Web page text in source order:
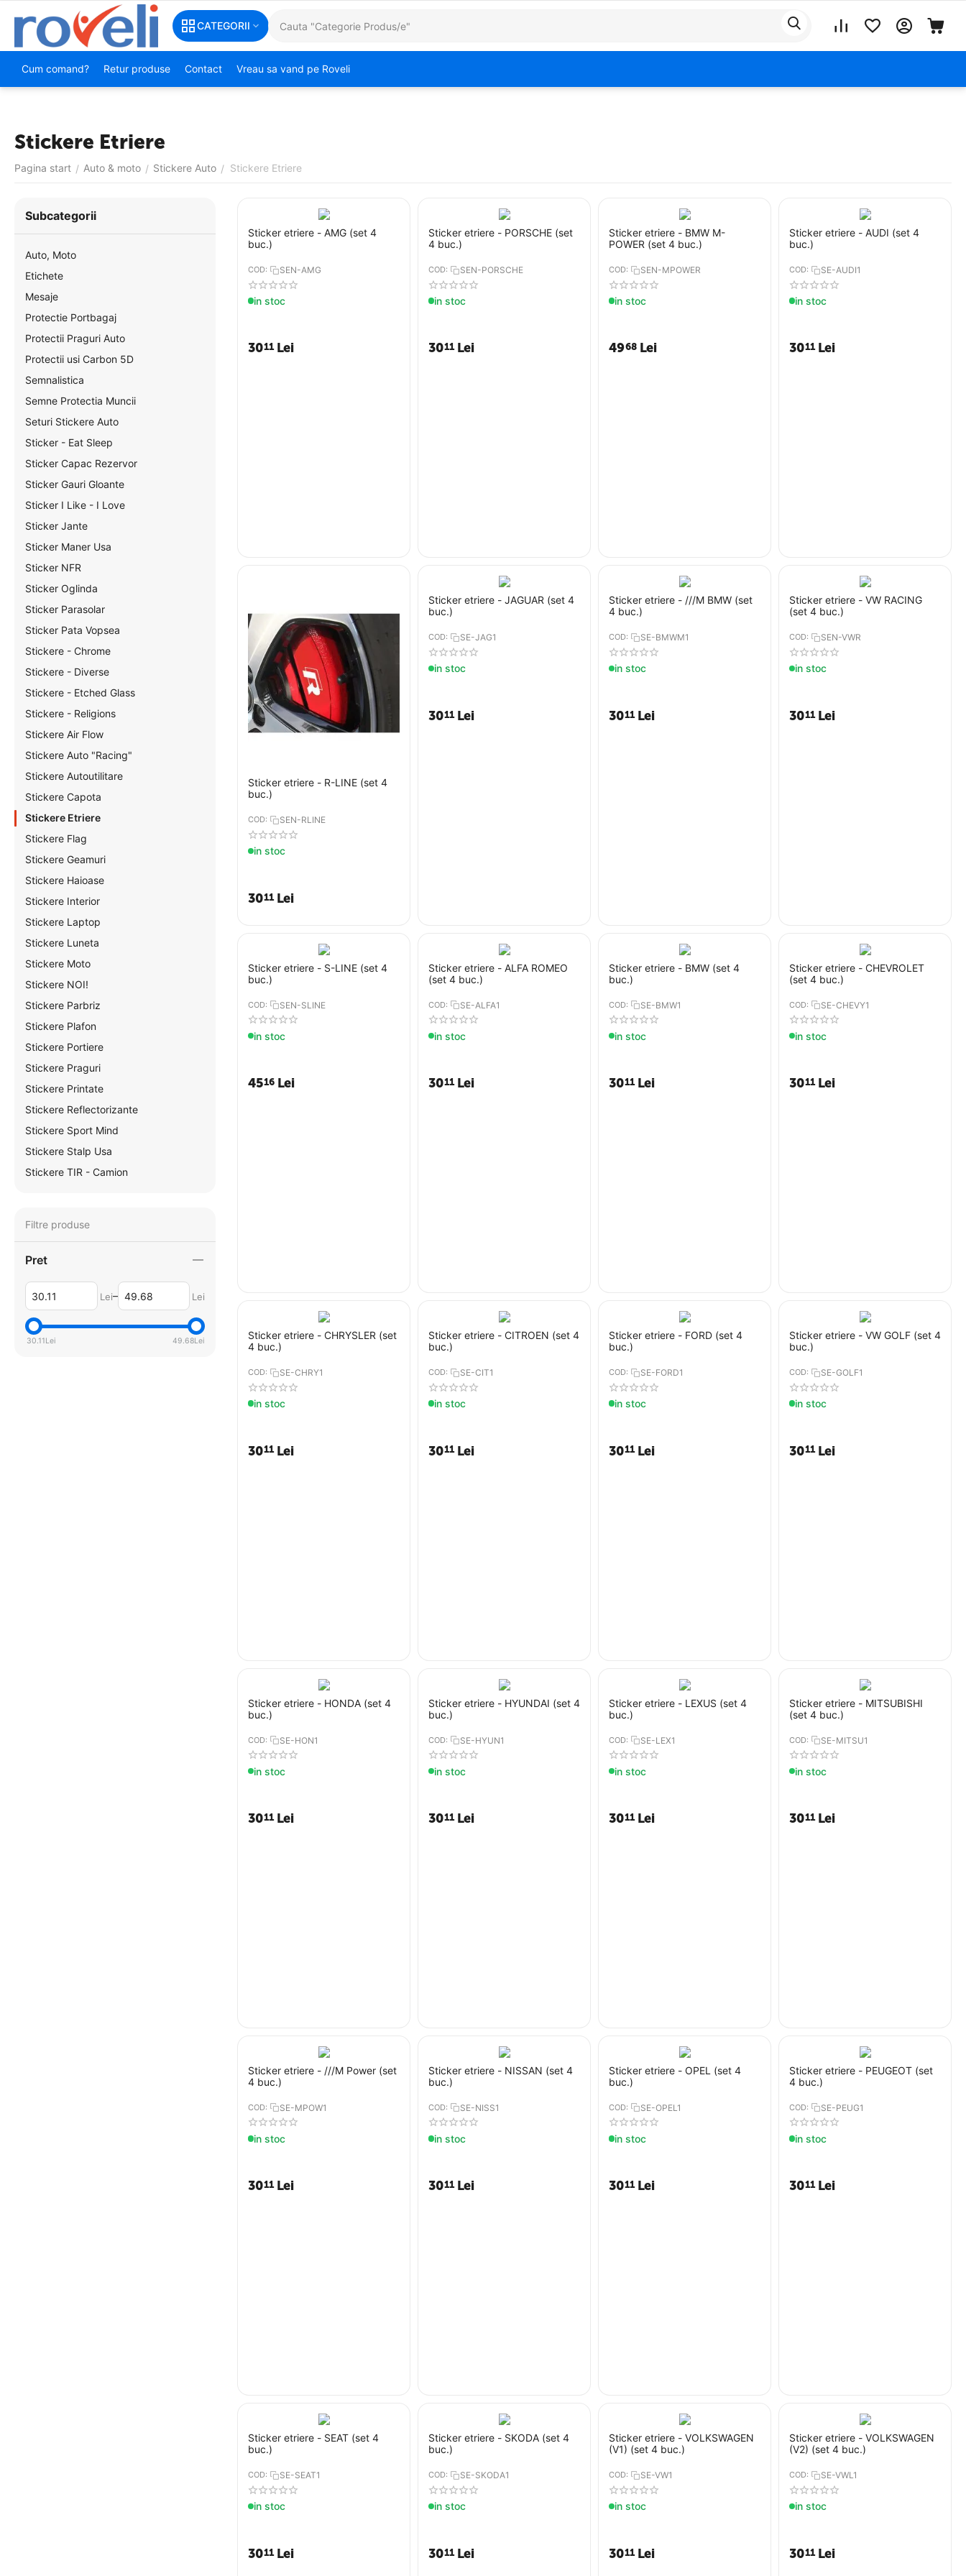
CATEGORII
Cum comand? Retur produse Contact Vreau sa vand pe Roveli
Stickere Etriere
Pagina start / Auto & moto / Stickere Auto / Stickere Etriere
Sticker etriere - AMG (set 4
buc.)
COD: SEN-AMG
in stoc
3011 Lei
Sticker etriere - PORSCHE (set
4 buc.)
COD: SEN-PORSCHE
in stoc
3011 Lei
Sticker etriere - BMW M-
POWER (set 4 buc.)
COD: SEN-MPOWER
in stoc
4968 Lei
Sticker etriere - AUDI (set 4
buc.)
COD: SE-AUDI1
in stoc
3011 Lei
Sticker etriere - R-LINE (set 4
buc.)
COD: SEN-RLINE
in stoc
3011 Lei
Sticker etriere - JAGUAR (set 4
buc.)
COD: SE-JAG1
in stoc
3011 Lei
Sticker etriere - ///M BMW (set
4 buc.)
COD: SE-BMWM1
in stoc
3011 Lei
Sticker etriere - VW RACING
(set 4 buc.)
COD: SEN-VWR
in stoc
3011 Lei
Sticker etriere - S-LINE (set 4
buc.)
COD: SEN-SLINE
in stoc
4516 Lei
Sticker etriere - ALFA ROMEO
(set 4 buc.)
COD: SE-ALFA1
in stoc
3011 Lei
Sticker etriere - BMW (set 4
buc.)
COD: SE-BMW1
in stoc
3011 Lei
Sticker etriere - CHEVROLET
(set 4 buc.)
COD: SE-CHEVY1
in stoc
3011 Lei
Sticker etriere - CHRYSLER (set
4 buc.)
COD: SE-CHRY1
in stoc
3011 Lei
Sticker etriere - CITROEN (set 4
buc.)
COD: SE-CIT1
in stoc
3011 Lei
Sticker etriere - FORD (set 4
buc.)
COD: SE-FORD1
in stoc
3011 Lei
Sticker etriere - VW GOLF (set 4
buc.)
COD: SE-GOLF1
in stoc
3011 Lei
Sticker etriere - HONDA (set 4
buc.)
COD: SE-HON1
in stoc
3011 Lei
Sticker etriere - HYUNDAI (set 4
buc.)
COD: SE-HYUN1
in stoc
3011 Lei
Sticker etriere - LEXUS (set 4
buc.)
COD: SE-LEX1
in stoc
3011 Lei
Sticker etriere - MITSUBISHI
(set 4 buc.)
COD: SE-MITSU1
in stoc
3011 Lei
Sticker etriere - ///M Power (set
4 buc.)
COD: SE-MPOW1
in stoc
3011 Lei
Sticker etriere - NISSAN (set 4
buc.)
COD: SE-NISS1
in stoc
3011 Lei
Sticker etriere - OPEL (set 4
buc.)
COD: SE-OPEL1
in stoc
3011 Lei
Sticker etriere - PEUGEOT (set
4 buc.)
COD: SE-PEUG1
in stoc
3011 Lei
Sticker etriere - SEAT (set 4
buc.)
COD: SE-SEAT1
in stoc
3011 Lei
Sticker etriere - SKODA (set 4
buc.)
COD: SE-SKODA1
in stoc
3011 Lei
Sticker etriere - VOLKSWAGEN
(V1) (set 4 buc.)
COD: SE-VW1
in stoc
3011 Lei
Sticker etriere - VOLKSWAGEN
(V2) (set 4 buc.)
COD: SE-VWL1
in stoc
3011 Lei
Subcategorii
Auto, Moto
Etichete
Mesaje
Protectie Portbagaj
Protectii Praguri Auto
Protectii usi Carbon 5D
Semnalistica
Semne Protectia Muncii
Seturi Stickere Auto
Sticker - Eat Sleep
Sticker Capac Rezervor
Sticker Gauri Gloante
Sticker I Like - I Love
Sticker Jante
Sticker Maner Usa
Sticker NFR
Sticker Oglinda
Sticker Parasolar
Sticker Pata Vopsea
Stickere - Chrome
Stickere - Diverse
Stickere - Etched Glass
Stickere - Religions
Stickere Air Flow
Stickere Auto "Racing"
Stickere Autoutilitare
Stickere Capota
Stickere Etriere
Stickere Flag
Stickere Geamuri
Stickere Haioase
Stickere Interior
Stickere Laptop
Stickere Luneta
Stickere Moto
Stickere NOI!
Stickere Parbriz
Stickere Plafon
Stickere Portiere
Stickere Praguri
Stickere Printate
Stickere Reflectorizante
Stickere Sport Mind
Stickere Stalp Usa
Stickere TIR - Camion
Filtre produse
Pret
Lei– Lei
30.11Lei 49.68Lei